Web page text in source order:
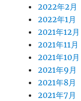
2022年2月
2022年1月
2021年12月
2021年11月
2021年10月
2021年9月
2021年8月
2021年7月